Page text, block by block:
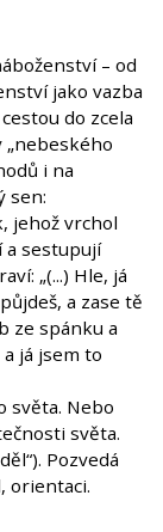
– od
jako vazba
do zcela
„nebeského
i na
sen:
jehož vrchol
a sestupují
„(...) Hle, já
a zase tě
ze spánku a
já jsem to
světa. Nebo
světa.
Pozvedá
orientaci.